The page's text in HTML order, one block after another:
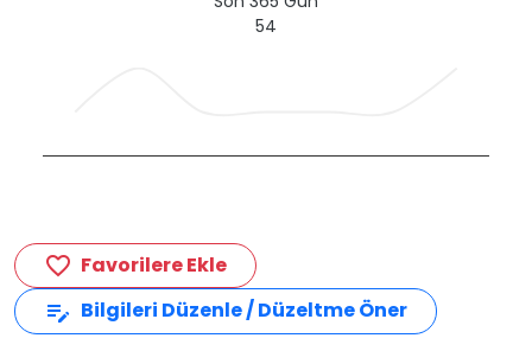
54
favorite_border Favorilere Ekle
edit_note Bilgileri Düzenle / Düzeltme Öner